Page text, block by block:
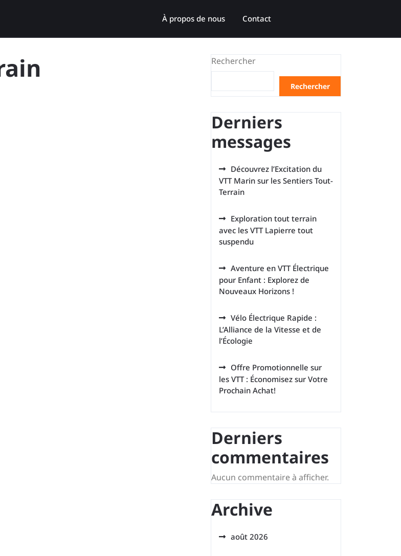
À propos de nous Contact
Rechercher
Rechercher
Derniers
messages
Découvrez l’Excitation du
VTT Marin sur les Sentiers Tout-
Terrain
Exploration tout terrain
avec les VTT Lapierre tout
suspendu
Aventure en VTT Électrique
pour Enfant : Explorez de
Nouveaux Horizons !
Vélo Électrique Rapide :
L’Alliance de la Vitesse et de
l’Écologie
Offre Promotionnelle sur
les VTT : Économisez sur Votre
Prochain Achat!
Derniers
commentaires
Aucun commentaire à afficher.
Archive
août 2026